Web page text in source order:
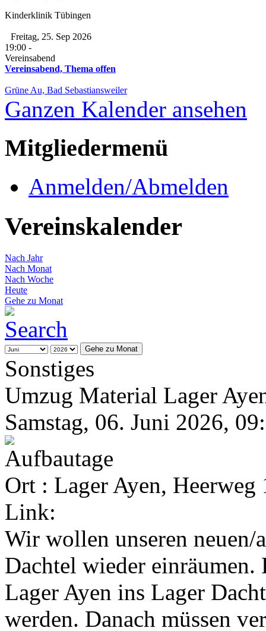
Kinderklinik Tübingen
Freitag, 25. Sep 2026
19:00 -
Vereinsabend
Vereinsabend, Thema offen
Grüne Au, Bad Sebastiansweiler
Ganzen Kalender ansehen
Mitgliedermenü
Anmelden/Abmelden
Vereinskalender
Nach Jahr
Nach Monat
Nach Woche
Heute
Gehe zu Monat
Gehe zu Monat
Sonstiges
Umzug Material Lager
Samstag, 06. Juni 2026,
Ort : Lager Ayen, Heerweg
Link:
Wir wollen unseren
Dachtel wieder einräumen.
Lager Ayen ins Lager
werden. Danach müssen